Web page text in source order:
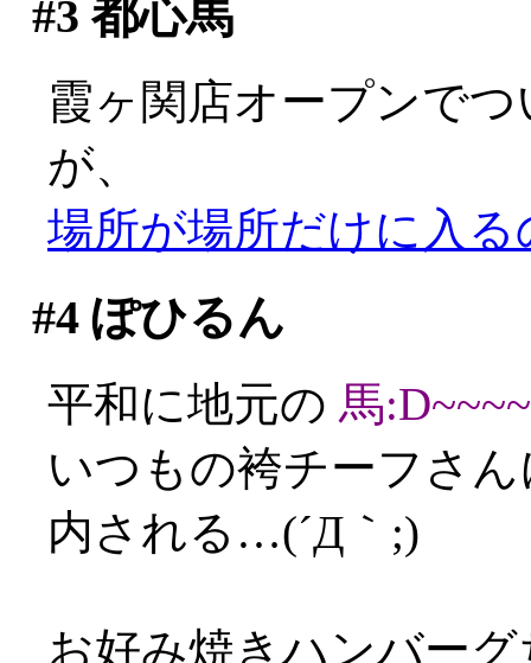
#3 都心馬
霞ヶ関店オープンで
が、
場所が場所だけに入
#4ぽひるん
平和に地元の 馬
いつもの袴チーフさ
内される…(´Д｀;)
お好み焼きハンバー